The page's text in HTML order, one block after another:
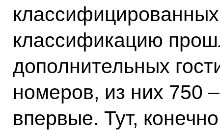
классификацию
дополнительных
номеров, из них 750
впервые. Тут,